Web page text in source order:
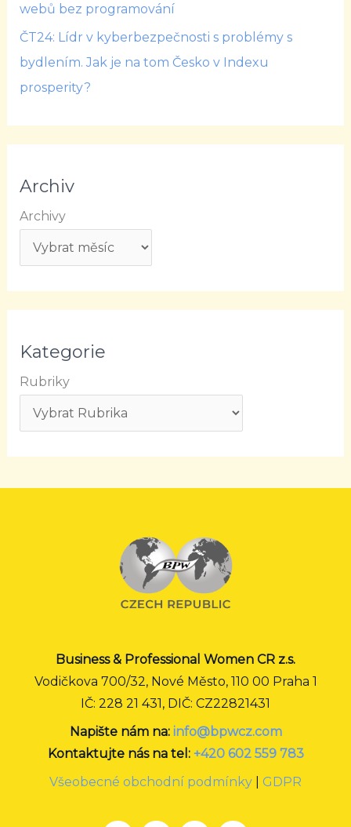
webů bez programování
ČT24: Lídr v kyberbezpečnosti s problémy s
bydlením. Jak je na tom Česko v Indexu
prosperity?
Archiv
Archivy
Kategorie
Rubriky
Business & Professional Women CR z.s.
Vodičkova 700/32, Nové Město, 110 00 Praha 1
IČ: 228 21 431, DIČ: CZ22821431
Napište nám na: info@bpwcz.com
Kontaktujte nás na tel: +420 602 559 783
Všeobecné obchodní podmínky
GDPR